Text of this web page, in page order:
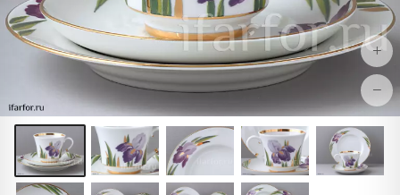
+
−